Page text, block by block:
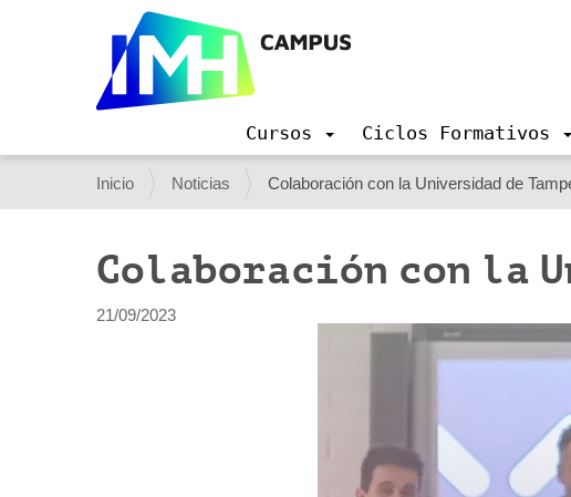
v
a
c
i
Cursos Ciclos Formativos
U
s
e
d
Inicio Noticias Colaboración con la Universidad de
Colaboración con la
21/09/2023